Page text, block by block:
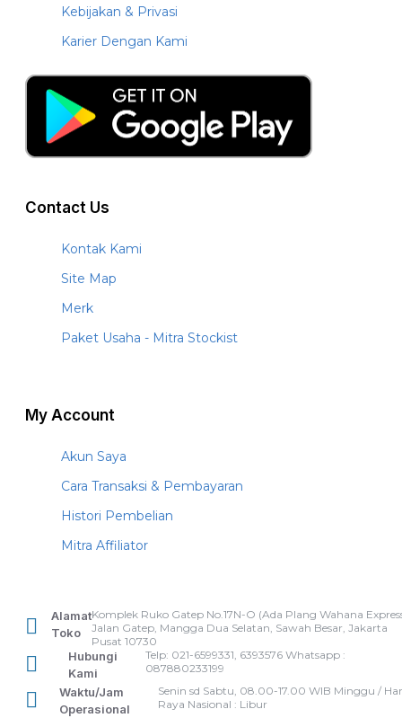
Kebijakan & Privasi
Karier Dengan Kami
Contact Us
Kontak Kami
Site Map
Merk
Paket Usaha - Mitra Stockist
My Account
Akun Saya
Cara Transaksi & Pembayaran
Histori Pembelian
Mitra Affiliator
Alamat
Toko
Komplek Ruko Gatep No.17N-O (Ada Plang Wahana
Jalan Gatep, Mangga Dua Selatan, Sawah Besar, Jakarta
Pusat 10730
Hubungi
Kami
Telp: 021-6599331, 6393576 Whatsapp :
087880233199
Waktu/Jam
Operasional
Senin sd Sabtu, 08.00-17.00 WIB Minggu /
Raya Nasional : Libur